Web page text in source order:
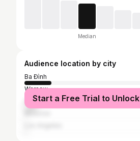
Median
Audience location by city
Ba Đình
Warsaw
Ho Chi Minh City
Start a Free Trial to Unlock